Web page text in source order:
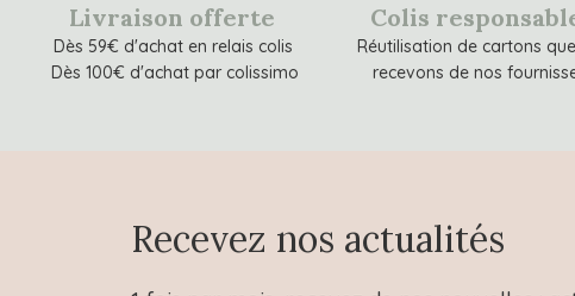
Livraison offerte
Dès 59€ d'achat en relais colis
Dès 100€ d'achat par colissimo
Colis
Réutilisation de cartons
recevons de nos
Recevez nos actualités